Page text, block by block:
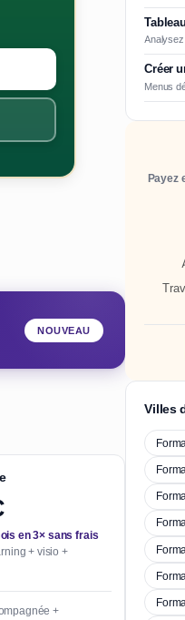
NOUVEAU
en 3× sans frais
+ visio +
+
Créer
Menus
Payez
Villes